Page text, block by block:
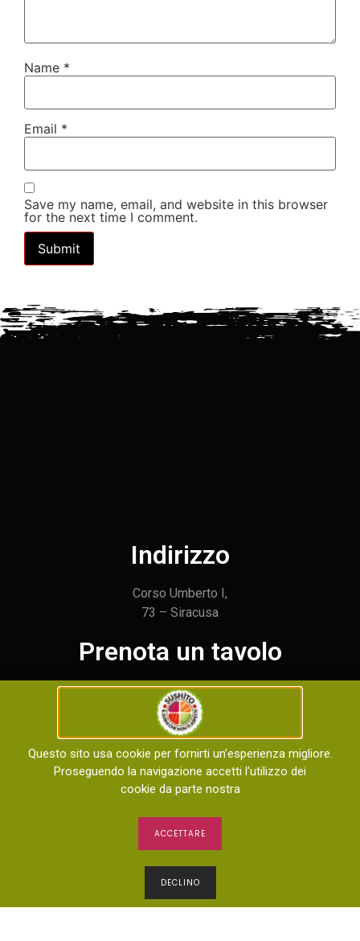
Name *
Email *
Save my name, email, and website in this browser
for the next time I comment.
Indirizzo
Corso Umberto I,
73 – Siracusa
Prenota un tavolo
+39 327 781 7697
Orari di apertura
Aperto tutti i giorni dalle
Negozio
Questo sito usa cookie per fornirti un’esperienza migliore.
Proseguendo la navigazione accetti l’utilizzo dei
cookie da parte nostra
ACCETTARE
DECLINO